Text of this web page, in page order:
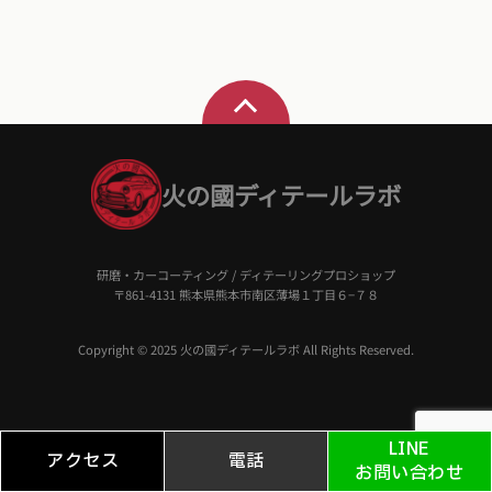
LINE
お問い合わせ
電話
アクセス
火の國ディテールラボ
研磨・カーコーティング / ディテーリングプロショップ
〒861-4131 熊本県熊本市南区薄場１丁目６−７８
Copyright © 2025 火の國ディテールラボ All Rights Reserved.